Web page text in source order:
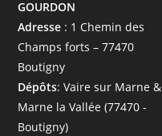
GOURDON
Adresse : 1 Chemin des
Champs forts – 77470
Boutigny
Dépôts: Vaire sur Marne &
Marne la Vallée (77470 -
Boutigny)